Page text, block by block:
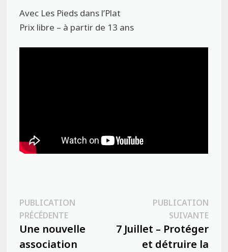
Avec Les Pieds dans l’Plat
Prix libre – à partir de 13 ans
Navigation
de
l’article
PUBLICATION
PRÉCÉDENTEPublication
précédente :
Une nouvelle
association
PUBLICATION
SUIVANTE
7 Juillet – Protéger
et détruire la